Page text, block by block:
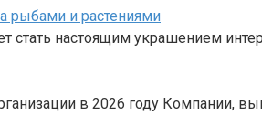
рыбами и растениями
настоящим украшением
в 2026 году Компании,